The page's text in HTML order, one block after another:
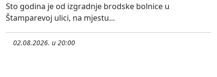
Sto godina je od izgradnje brodske bolnice u
Štamparevoj ulici, na mjestu...
02.08.2026. u 20:00